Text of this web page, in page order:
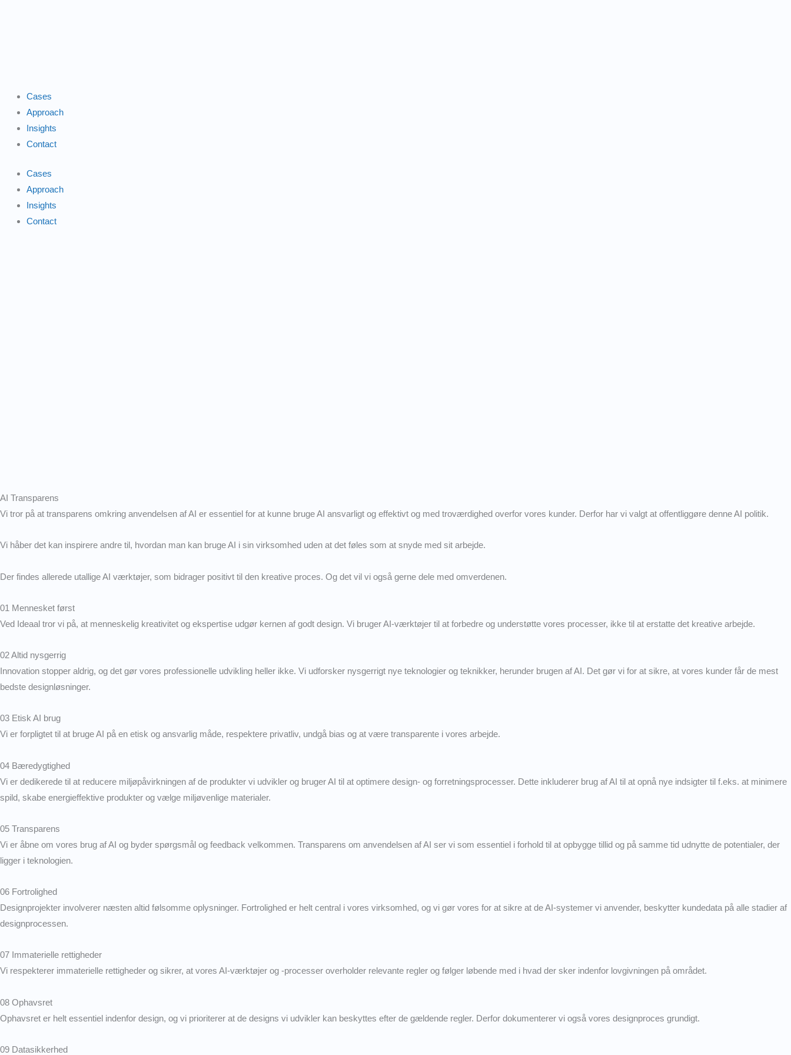
Cases
Approach
Insights
Contact
Cases
Approach
Insights
Contact
AI Transparens
Vi tror på at transparens omkring anvendelsen af AI er essentiel for at kunne bruge AI ansvarligt og effektivt og med troværdighed overfor vores kunder. Derfor har vi valgt at offentliggøre denne AI politik.
Vi håber det kan inspirere andre til, hvordan man kan bruge AI i sin virksomhed uden at det føles som at snyde med sit arbejde.
Der findes allerede utallige AI værktøjer, som bidrager positivt til den kreative proces. Og det vil vi også gerne dele med omverdenen.
01 Mennesket først
Ved Ideaal tror vi på, at menneskelig kreativitet og ekspertise udgør kernen af godt design. Vi bruger AI-værktøjer til at forbedre og understøtte vores processer, ikke til at erstatte det kreative arbejde.
02 Altid nysgerrig
Innovation stopper aldrig, og det gør vores professionelle udvikling heller ikke. Vi udforsker nysgerrigt nye teknologier og teknikker, herunder brugen af AI. Det gør vi for at sikre, at vores kunder får de mest
bedste designløsninger.
03 Etisk AI brug
Vi er forpligtet til at bruge AI på en etisk og ansvarlig måde, respektere privatliv, undgå bias og at være transparente i vores arbejde.
04 Bæredygtighed
Vi er dedikerede til at reducere miljøpåvirkningen af de produkter vi udvikler og bruger AI til at optimere design- og forretningsprocesser. Dette inkluderer brug af AI til at opnå nye indsigter til f.eks. at minimere
spild, skabe energieffektive produkter og vælge miljøvenlige materialer.
05 Transparens
Vi er åbne om vores brug af AI og byder spørgsmål og feedback velkommen. Transparens om anvendelsen af AI ser vi som essentiel i forhold til at opbygge tillid og på samme tid udnytte de potentialer, der
ligger i teknologien.
06 Fortrolighed
Designprojekter involverer næsten altid følsomme oplysninger. Fortrolighed er helt central i vores virksomhed, og vi gør vores for at sikre at de AI-systemer vi anvender, beskytter kundedata på alle stadier af
designprocessen.
07 Immaterielle rettigheder
Vi respekterer immaterielle rettigheder og sikrer, at vores AI-værktøjer og -processer overholder relevante regler og følger løbende med i hvad der sker indenfor lovgivningen på området.
08 Ophavsret
Ophavsret er helt essentiel indenfor design, og vi prioriterer at de designs vi udvikler kan beskyttes efter de gældende regler. Derfor dokumenterer vi også vores designproces grundigt.
09 Datasikkerhed